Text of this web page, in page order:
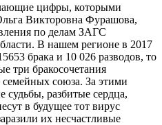
цифры, которыми
Викторовна Фурашова,
по делам ЗАГС
В нашем регионе в 2017
брака и 10 026 разводов, то
три бракосочетания
семейных союза. За этими
разбитые сердца,
в будущее тот вирус
их несчастливые